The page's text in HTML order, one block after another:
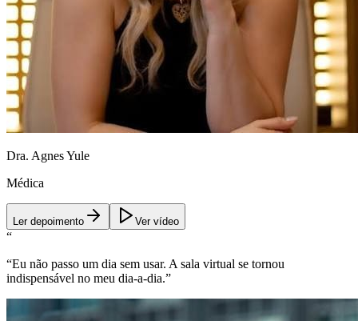
Dra. Agnes Yule
Médica
Ler depoimento Ver vídeo
“
“Eu não passo um dia sem usar. A sala virtual se tornou
indispensável no meu dia-a-dia.”